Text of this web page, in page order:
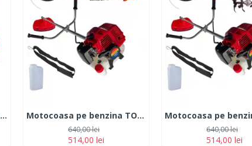
Produs resigilat Motocoasa pe benzina TOMS 7.5 CP 12.000 rpm Motocoasa pe benzina TOMS 7.5 CP 12.000 rpm + Cap drujba
514,00 lei
640,00 lei
514,00 lei
640,00 lei